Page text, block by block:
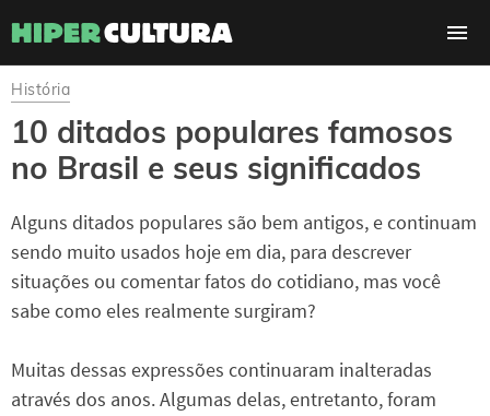
História
10 ditados populares famosos
no Brasil e seus significados
Alguns ditados populares são bem antigos, e continuam
sendo muito usados hoje em dia, para descrever
situações ou comentar fatos do cotidiano, mas você
sabe como eles realmente surgiram?
Muitas dessas expressões continuaram inalteradas
através dos anos. Algumas delas, entretanto, foram